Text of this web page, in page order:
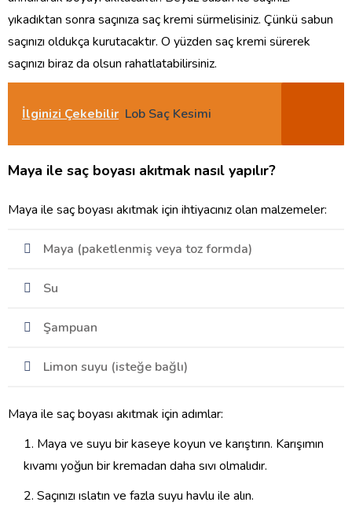
yıkadıktan sonra saçınıza saç kremi sürmelisiniz. Çünkü sabun
saçınızı oldukça kurutacaktır. O yüzden saç kremi sürerek
saçınızı biraz da olsun rahatlatabilirsiniz.
İlginizi Çekebilir Lob Saç Kesimi
Maya ile saç boyası akıtmak nasıl yapılır?
Maya ile saç boyası akıtmak için ihtiyacınız olan malzemeler:
Maya (paketlenmiş veya toz formda)
Su
Şampuan
Limon suyu (isteğe bağlı)
Maya ile saç boyası akıtmak için adımlar:
Maya ve suyu bir kaseye koyun ve karıştırın. Karışımın
kıvamı yoğun bir kremadan daha sıvı olmalıdır.
Saçınızı ıslatın ve fazla suyu havlu ile alın.